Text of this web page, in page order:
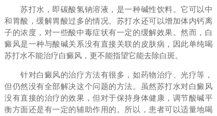
苏打水，即碳酸氢钠溶液，是一种碱性饮料。它可以中
和胃酸，缓解胃酸过多的情况。苏打水还可以增加体内钙离
子的浓度，对一些酸中毒症状有一定的缓解效果。然而，白
癜风是一种与酸碱关系没有直接关联的皮肤病，因此单纯喝
苏打水不能治疗白癜风，更不能指望它能去除白斑。
针对白癜风的治疗方法有很多，如药物治疗、光疗等，
但仍然没有全部解决这个问题的方法。虽然苏打水对白癜风
没有直接的治疗的效果，但对于保持身体健康，调节酸碱平
衡方面还是有一定的辅助作用的。所以，患者可以适量地喝